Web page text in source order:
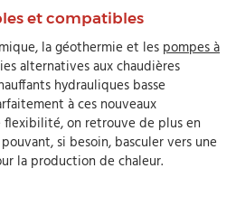
et compatibles
la géothermie et les pompes à
alternatives aux chaudières
hydrauliques basse
à ces nouveaux
flexibilité, on retrouve de plus en
si besoin, basculer vers une
la production de chaleur.